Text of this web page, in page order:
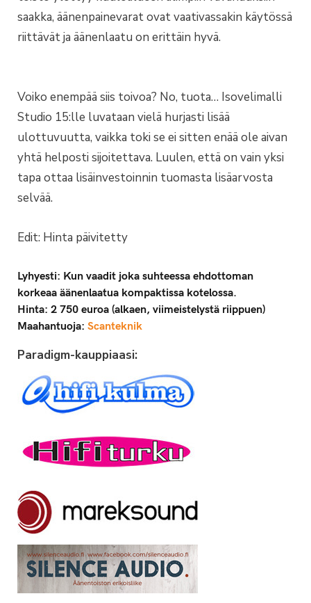
saakka, äänenpainevarat ovat vaativassakin käytössä
riittävät ja äänenlaatu on erittäin hyvä.
Voiko enempää siis toivoa? No, tuota… Isovelimalli
Studio 15:lle luvataan vielä hurjasti lisää
ulottuvuutta, vaikka toki se ei sitten enää ole aivan
yhtä helposti sijoitettava. Luulen, että on vain yksi
tapa ottaa lisäinvestoinnin tuomasta lisäarvosta
selvää.
Edit: Hinta päivitetty
Lyhyesti: Kun vaadit joka suhteessa ehdottoman
korkeaa äänenlaatua kompaktissa kotelossa.
Hinta: 2 750 euroa (alkaen, viimeistelystä riippuen)
Maahantuoja: Scanteknik
Paradigm-kauppiaasi: